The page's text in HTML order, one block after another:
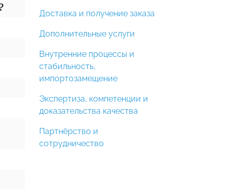
Доставка и получение заказа
Дополнительные услуги
Внутренние процессы и
стабильность,
импортозамещение
Экспертиза, компетенции и
доказательства качества
Партнёрство и
сотрудничество